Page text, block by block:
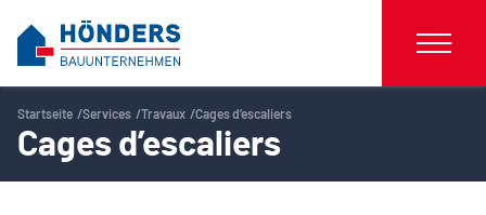
Startseite Services Travaux Cages d’escaliers
Cages d’escaliers